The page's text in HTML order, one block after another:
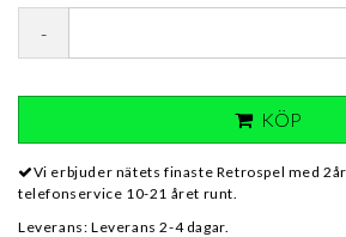
-
KÖP
Vi erbjuder nätets finaste Retrospel med
telefonservice 10-21 året runt.
Leverans: Leverans 2-4 dagar.